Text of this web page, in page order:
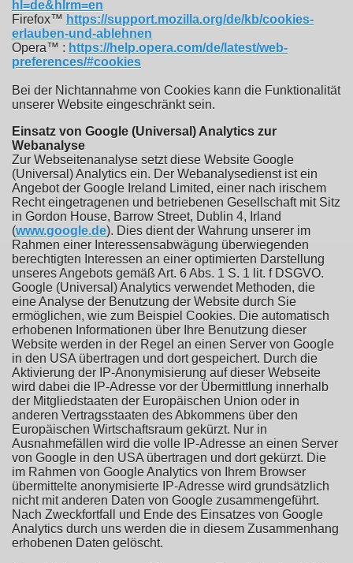
hl=de&hlrm=en
Firefox™ https://support.mozilla.org/de/kb/cookies-
erlauben-und-ablehnen
Opera™ : https://help.opera.com/de/latest/web-
preferences/#cookies
Bei der Nichtannahme von Cookies kann die Funktionalität
unserer Website eingeschränkt sein.
Einsatz von Google (Universal) Analytics zur
Webanalyse
Zur Webseitenanalyse setzt diese Website Google
(Universal) Analytics ein. Der Webanalysedienst ist ein
Angebot der Google Ireland Limited, einer nach irischem
Recht eingetragenen und betriebenen Gesellschaft mit Sitz
in Gordon House, Barrow Street, Dublin 4, Irland
(www.google.de). Dies dient der Wahrung unserer im
Rahmen einer Interessensabwägung überwiegenden
berechtigten Interessen an einer optimierten Darstellung
unseres Angebots gemäß Art. 6 Abs. 1 S. 1 lit. f DSGVO.
Google (Universal) Analytics verwendet Methoden, die
eine Analyse der Benutzung der Website durch Sie
ermöglichen, wie zum Beispiel Cookies. Die automatisch
erhobenen Informationen über Ihre Benutzung dieser
Website werden in der Regel an einen Server von Google
in den USA übertragen und dort gespeichert. Durch die
Aktivierung der IP-Anonymisierung auf dieser Webseite
wird dabei die IP-Adresse vor der Übermittlung innerhalb
der Mitgliedstaaten der Europäischen Union oder in
anderen Vertragsstaaten des Abkommens über den
Europäischen Wirtschaftsraum gekürzt. Nur in
Ausnahmefällen wird die volle IP-Adresse an einen Server
von Google in den USA übertragen und dort gekürzt. Die
im Rahmen von Google Analytics von Ihrem Browser
übermittelte anonymisierte IP-Adresse wird grundsätzlich
nicht mit anderen Daten von Google zusammengeführt.
Nach Zweckfortfall und Ende des Einsatzes von Google
Analytics durch uns werden die in diesem Zusammenhang
erhobenen Daten gelöscht.